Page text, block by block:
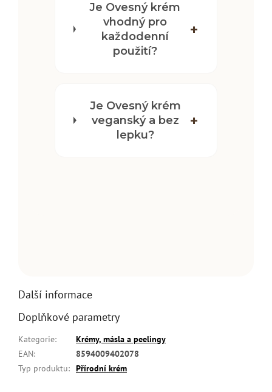
Je Ovesný krém
vhodný pro
každodenní
použití?
Je Ovesný krém
veganský a bez
lepku?
Další informace
Doplňkové parametry
Kategorie:
Krémy, másla a peelingy
EAN:
8594009402078
Typ produktu: Přírodní krém